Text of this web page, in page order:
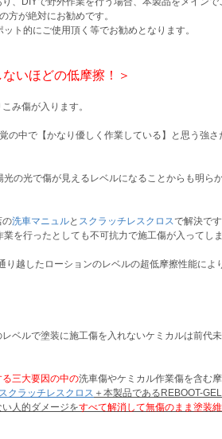
方が絶対にお勧めです。
ト的にご使用頂く等でお勧めとなります。
いほどの低摩擦！＞
み傷が入ります。
の中で【かなり優しく作業している】と思う強
の光で傷が見えるレベルになることからも明ら
の洗車マニュルと スクラッチレスクロスで解決で
を行ったとしても不可抗力で施工傷が入ってし
越したローションのレベルの超低摩擦性能によ
ベルで塗装に施工傷を入れないケミカルは前代
三大要因の中の洗車傷やケミカル作業傷を含む
スクラッチレスクロス ＋本製品であるREBOOT-
い人的ダメージをすべて解消して無傷のまま塗装